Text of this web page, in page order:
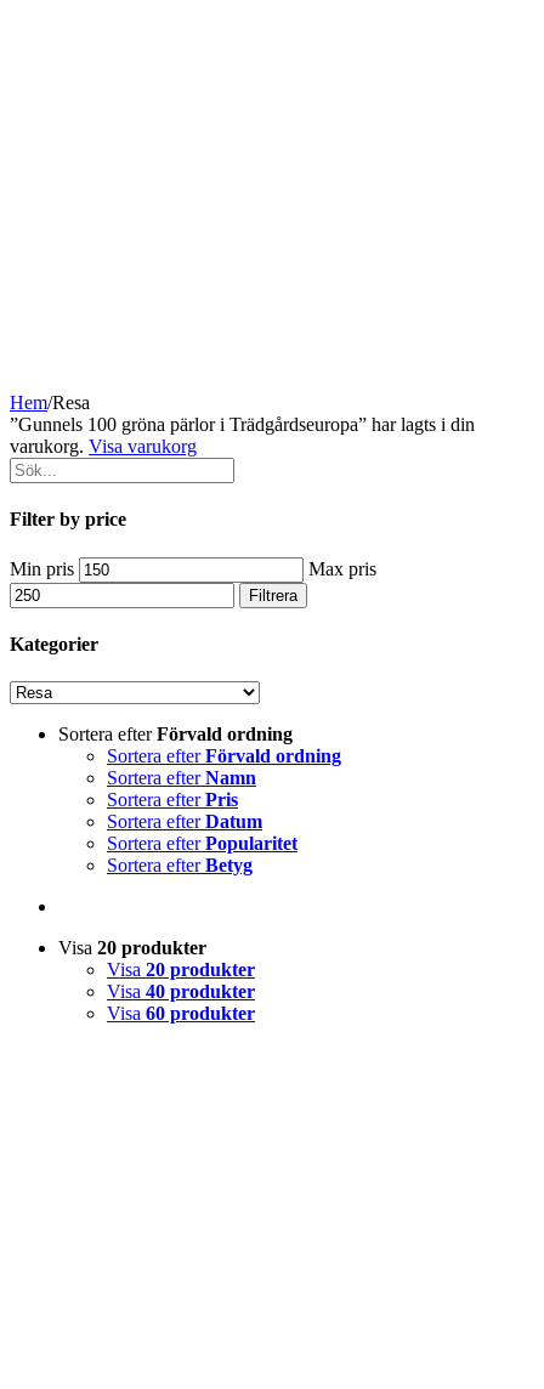
Hem/Resa
”Gunnels 100 gröna pärlor i Trädgårdseuropa” har lagts i din
varukorg. Visa varukorg
Filter by price
Min pris Max pris
Filtrera
Kategorier
Sortera efterFörvald ordning
Sortera efterFörvald ordning
Sortera efterNamn
Sortera efterPris
Sortera efterDatum
Sortera efterPopularitet
Sortera efterBetyg
Visa 20 produkter
Visa 20 produkter
Visa 40 produkter
Visa 60 produkter